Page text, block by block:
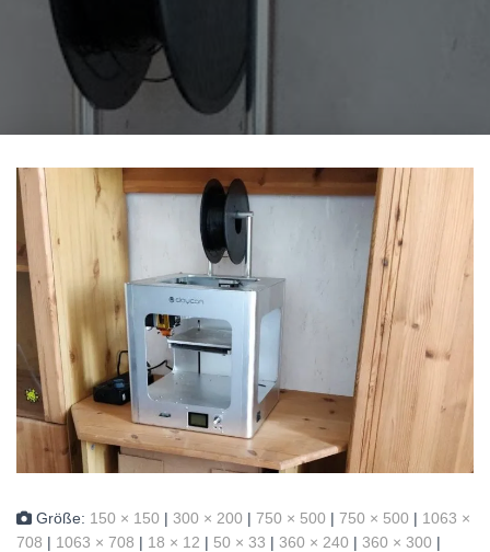
Größe: 150 × 150 | 300 × 200 | 750 × 500 | 750 × 500 | 1063 ×
708 | 1063 × 708 | 18 × 12 | 50 × 33 | 360 × 240 | 360 × 300 |